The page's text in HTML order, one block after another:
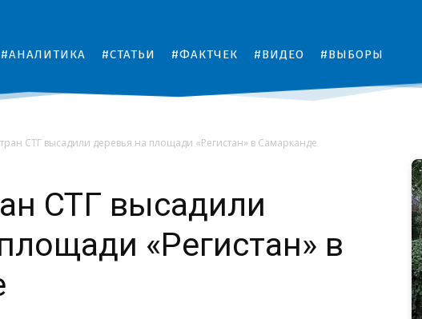
#АНАЛИТИКА #СТАТЬИ #ФАКТЧЕК #ВИДЕО #ВЫБОРЫ
СТГ высадили деревья на площади «Регистан» в Самарканде
СТГ высадили
«Регистан» в